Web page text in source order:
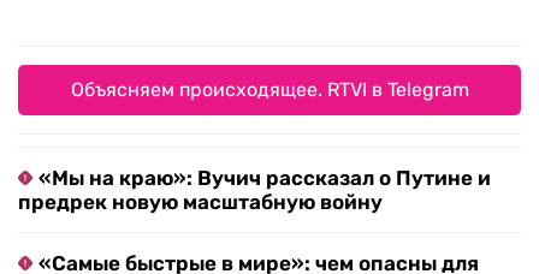
Объясняем происходящее. RTVI в Telegram
«Мы на краю»: Вучич рассказал о Путине и
предрек новую масштабную войну
«Самые быстрые в мире»: чем опасны для